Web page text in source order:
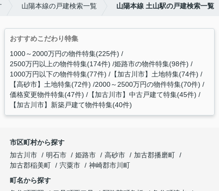
山陽本線の戸建検索一覧 山陽本線 土山駅の戸建検索一覧
おすすめこだわり特集
1000～2000万円の物件特集(225件)
2500万円以上の物件特集(174件) 姫路市の物件特集(98件)
1000万円以下の物件特集(77件) 【加古川市】土地特集(74件)
【高砂市】土地特集(72件) 2000～2500万円の物件特集(70件)
価格変更物件特集(47件) 【加古川市】中古戸建て特集(45件)
【加古川市】新築戸建て物件特集(40件)
市区町村から探す
加古川市
明石市 姫路市 高砂市
加古郡播磨町
加古郡稲美町
宍粟市
神崎郡市川町
町名から探す